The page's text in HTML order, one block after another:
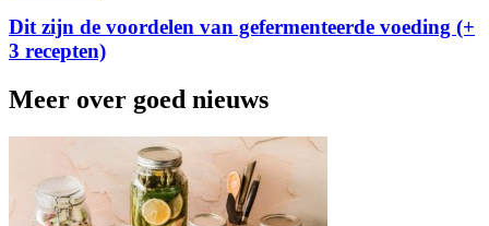
Dit zijn de voordelen van gefermenteerde voeding (+
3 recepten)
Meer over goed nieuws